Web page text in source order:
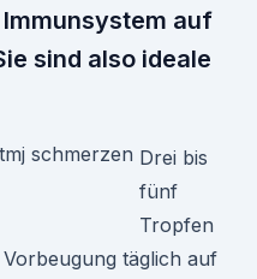
auf
sind also ideale
Drei bis
fünf
Tropfen
täglich auf